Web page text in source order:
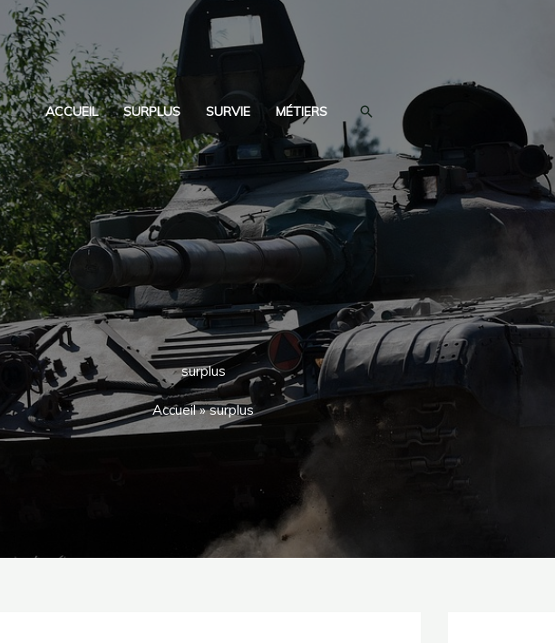
ACCUEIL SURPLUS SURVIE MÉTIERS Rechercher
surplus
Accueil » surplus